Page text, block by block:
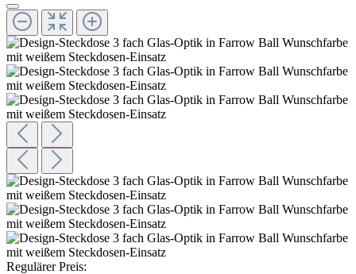
Regulärer Preis: